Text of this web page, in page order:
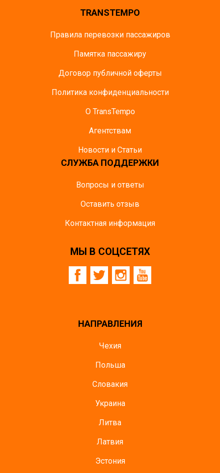
TRANSTEMPO
Правила перевозки пассажиров
Памятка пасcажиру
Договор публичной оферты
Политика конфиденциальности
О TransTempo
Агентствам
Новости и Статьи
СЛУЖБА ПОДДЕРЖКИ
Вопросы и ответы
Оставить отзыв
Контактная информация
МЫ В СОЦСЕТЯХ
НАПРАВЛЕНИЯ
Чехия
Польша
Словакия
Украина
Литва
Латвия
Эстония